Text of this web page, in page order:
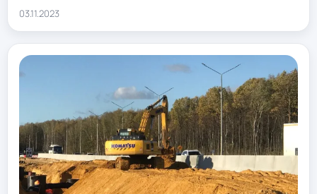
03.11.2023